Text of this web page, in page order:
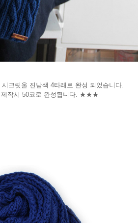
크릿울 진남색 4타래로 완성 되었습니다.
제작시 50코로 완성됩니다. ★★★